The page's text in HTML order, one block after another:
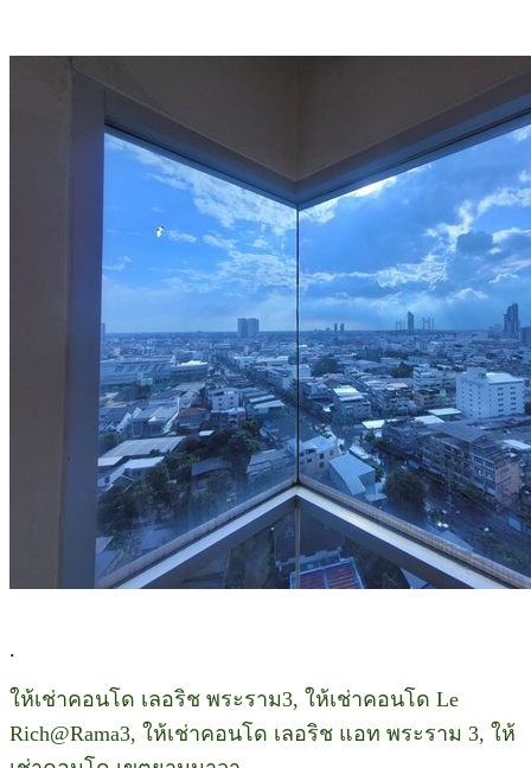
.
ให้เช่าคอนโด เลอริช พระราม3, ให้เช่าคอนโด Le
Rich@Rama3, ให้เช่าคอนโด เลอริช แอท พระราม 3, ให้